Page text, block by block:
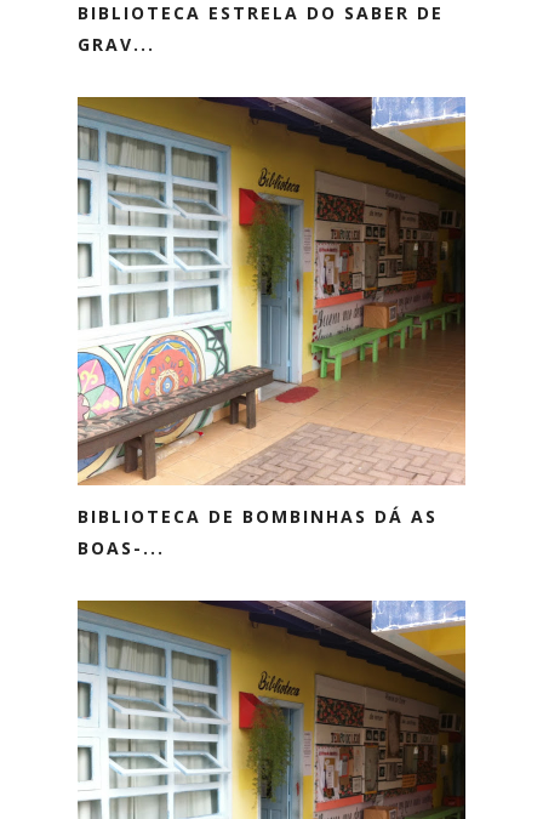
BIBLIOTECA ESTRELA DO SABER DE
GRAV...
BIBLIOTECA DE BOMBINHAS DÁ AS
BOAS-...